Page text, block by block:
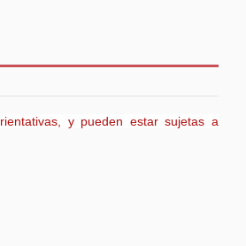
y pueden estar sujetas a